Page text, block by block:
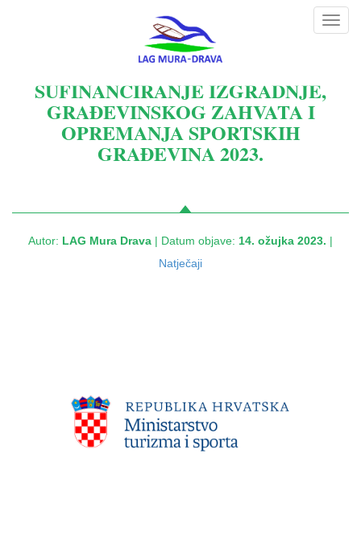
SUFINANCIRANJE IZGRADNJE,
GRAĐEVINSKOG ZAHVATA I
OPREMANJA SPORTSKIH
GRAĐEVINA 2023.
Autor: LAG Mura Drava | Datum objave: 14. ožujka 2023. |
Natječaji